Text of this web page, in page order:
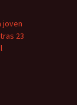
joven
23